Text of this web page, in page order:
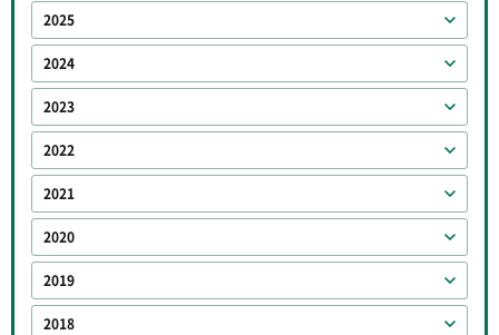
2025
2024
2023
2022
2021
2020
2019
2018